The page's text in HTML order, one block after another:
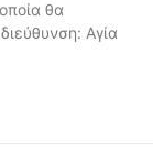
θα
Αγία